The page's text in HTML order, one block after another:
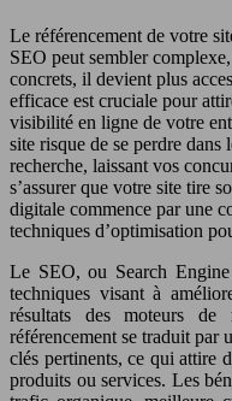
Le référencement de votre
SEO peut sembler
concrets, il devient plus
efficace est cruciale pour
visibilité en ligne de votre
site risque de se perdre dans
recherche, laissant vos
s’assurer que votre site tire
digitale commence par une
techniques d’optimisation
Le SEO, ou Search Engine
techniques visant à
résultats des moteurs de
référencement se traduit par
clés pertinents, ce qui attire
produits ou services. Les